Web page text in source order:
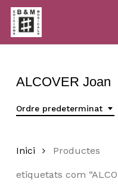
Skip
main
content
ALCOVER Joan
Ordre predeterminat
Inici Productes
etiquetats com